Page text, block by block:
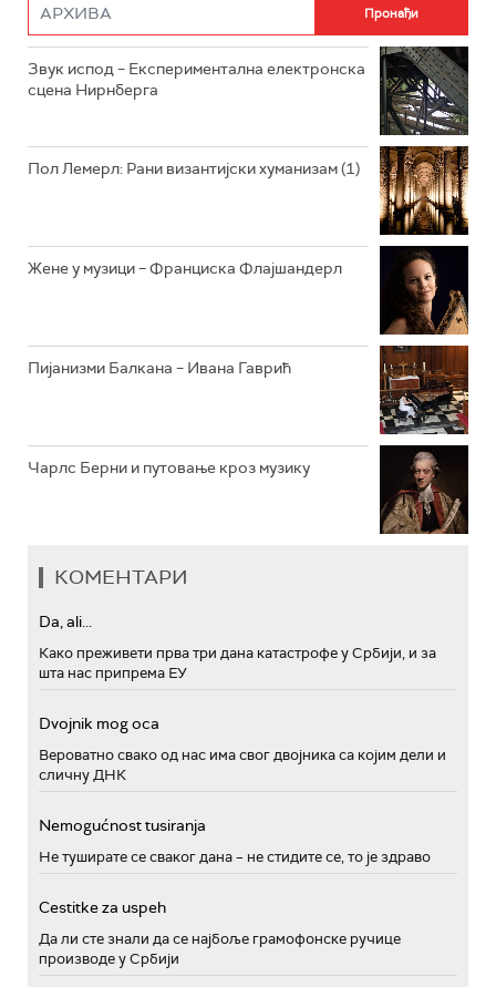
РАДИО РОКЕНРОЛЕР
Звук испод – Експериментална електронска
сцена Нирнберга
Пол Лемерл: Рани византијски хуманизам (1)
Жене у музици – Франциска Флајшандерл
Пијанизми Балкана – Ивана Гаврић
Чарлс Берни и путовање кроз музику
КОМЕНТАРИ
Da, ali...
Како преживети прва три дана катастрофе у Србији, и за
шта нас припрема ЕУ
Dvojnik mog oca
Вероватно свако од нас има свог двојника са којим дели и
сличну ДНК
Nemogućnost tusiranja
Не туширате се сваког дана – не стидите се, то је здраво
Cestitke za uspeh
Да ли сте знали да се најбоље грамофонске ручице
производе у Србији